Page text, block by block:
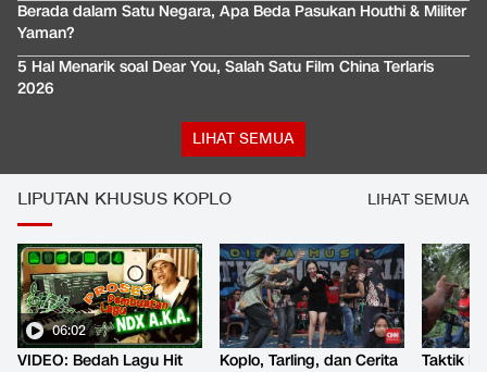
Berada dalam Satu Negara, Apa Beda Pasukan Houthi & Militer
Yaman?
5 Hal Menarik soal Dear You, Salah Satu Film China Terlaris
2026
LIHAT SEMUA
LIPUTAN KHUSUS KOPLO LIHAT SEMUA
06:02
VIDEO: Bedah Lagu Hit
Koplo, Tarling, dan Cerita
Taktik